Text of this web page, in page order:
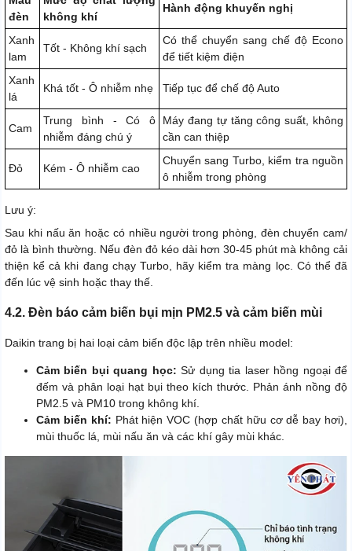
đèn
không khí
Hành động khuyến nghị
Xanh
lam
Tốt - Không khí sạch
Có thể chuyển sang chế độ Econo
để tiết kiệm điện
Xanh
lá
Khá tốt - Ô nhiễm nhẹ Tiếp tục để chế độ Auto
Cam
Trung bình - Có ô
nhiễm đáng chú ý
Máy đang tự tăng công suất, không
cần can thiệp
Đỏ Kém - Ô nhiễm cao
Chuyển sang Turbo, kiểm tra nguồn
ô nhiễm trong phòng
Lưu ý:
Sau khi nấu ăn hoặc có nhiều người trong phòng, đèn chuyển cam/
đỏ là bình thường. Nếu đèn đỏ kéo dài hơn 30-45 phút mà không cải
thiện kể cả khi đang chạy Turbo, hãy kiểm tra màng lọc. Có thể đã
đến lúc vệ sinh hoặc thay thế.
4.2. Đèn báo cảm biến bụi mịn PM2.5 và cảm biến mùi
Daikin trang bị hai loại cảm biến độc lập trên nhiều model:
Cảm biến bụi quang học: Sử dụng tia laser hồng ngoại để
đếm và phân loại hạt bụi theo kích thước. Phản ánh nồng độ
PM2.5 và PM10 trong không khí.
Cảm biến khí: Phát hiện VOC (hợp chất hữu cơ dễ bay hơi),
mùi thuốc lá, mùi nấu ăn và các khí gây mùi khác.